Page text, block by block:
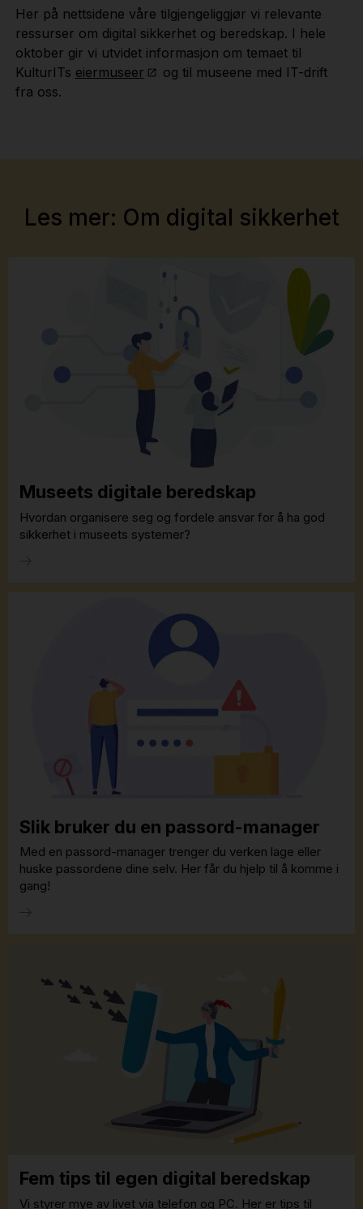
Her på nettsidene våre tilgjengeliggjør vi relevante
ressurser om digital sikkerhet og beredskap. I hele
oktober gir vi utvidet informasjon om temaet til
KulturITs eiermuseer
og til museene med IT-drift
fra oss.
Les mer: Om digital sikkerhet
Museets digitale beredskap
Hvordan organisere seg og fordele ansvar for å ha god
sikkerhet i museets systemer?
Slik bruker du en passord-manager
Med en passord-manager trenger du verken lage eller
huske passordene dine selv. Her får du hjelp til å komme i
gang!
Fem tips til egen digital beredskap
Vi styrer mye av livet via telefon og PC. Her er tips til